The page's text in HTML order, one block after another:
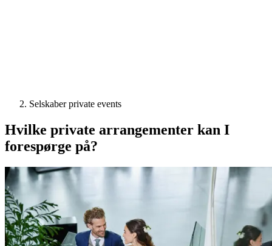
Selskaber private events
Hvilke private arrangementer kan I
forespørge på?